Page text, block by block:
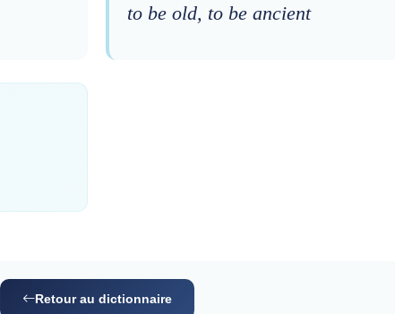
to be old, to be ancient
Retour au dictionnaire